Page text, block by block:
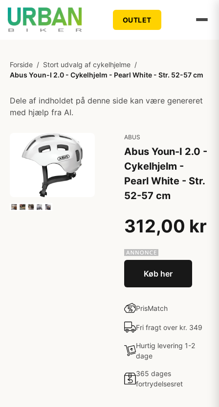
OUTLET
Forside / Stort udvalg af cykelhjelme /
Abus Youn-I 2.0 - Cykelhjelm - Pearl White - Str. 52-57 cm
Dele af indholdet på denne side kan være genereret
med hjælp fra AI.
ABUS
Abus Youn-I 2.0 -
Cykelhjelm -
Pearl White - Str.
52-57 cm
312,00 kr
Køb her
PrisMatch
Fri fragt over kr. 349
Hurtig levering 1-2
dage
365 dages
fortrydelsesret